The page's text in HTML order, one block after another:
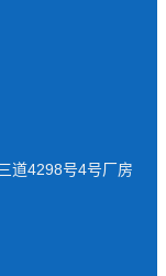
道4298号4号厂房